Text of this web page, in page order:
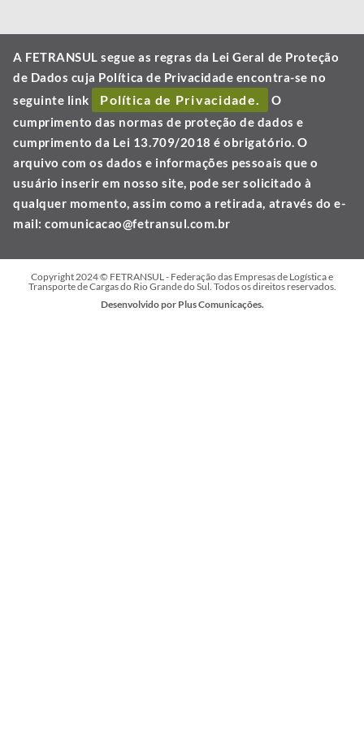
A FETRANSUL segue as regras da Lei Geral de Proteção
de Dados cuja Política de Privacidade encontra-se no
seguinte link
Política de Privacidade.
O
cumprimento das normas de proteção de dados e
cumprimento da Lei 13.709/2018 é obrigatório. O
arquivo com os dados e informações pessoais que o
usuário inserir em nosso site, pode ser solicitado à
qualquer momento, assim como a retirada, através do e-
mail:comunicacao@fetransul.com.br
Copyright 2024 © FETRANSUL - Federação das Empresas de Logística e
Transporte de Cargas do Rio Grande do Sul. Todos os direitos reservados.
Desenvolvido por Plus Comunicações.